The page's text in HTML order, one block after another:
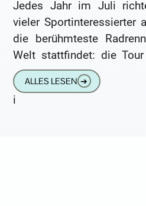
Jedes Jahr im Juli
vieler Sportinteressierter
die berühmteste
Welt stattfindet: die Tour
wer sich als Zuschauer das
ALLES LESEN ➔
i